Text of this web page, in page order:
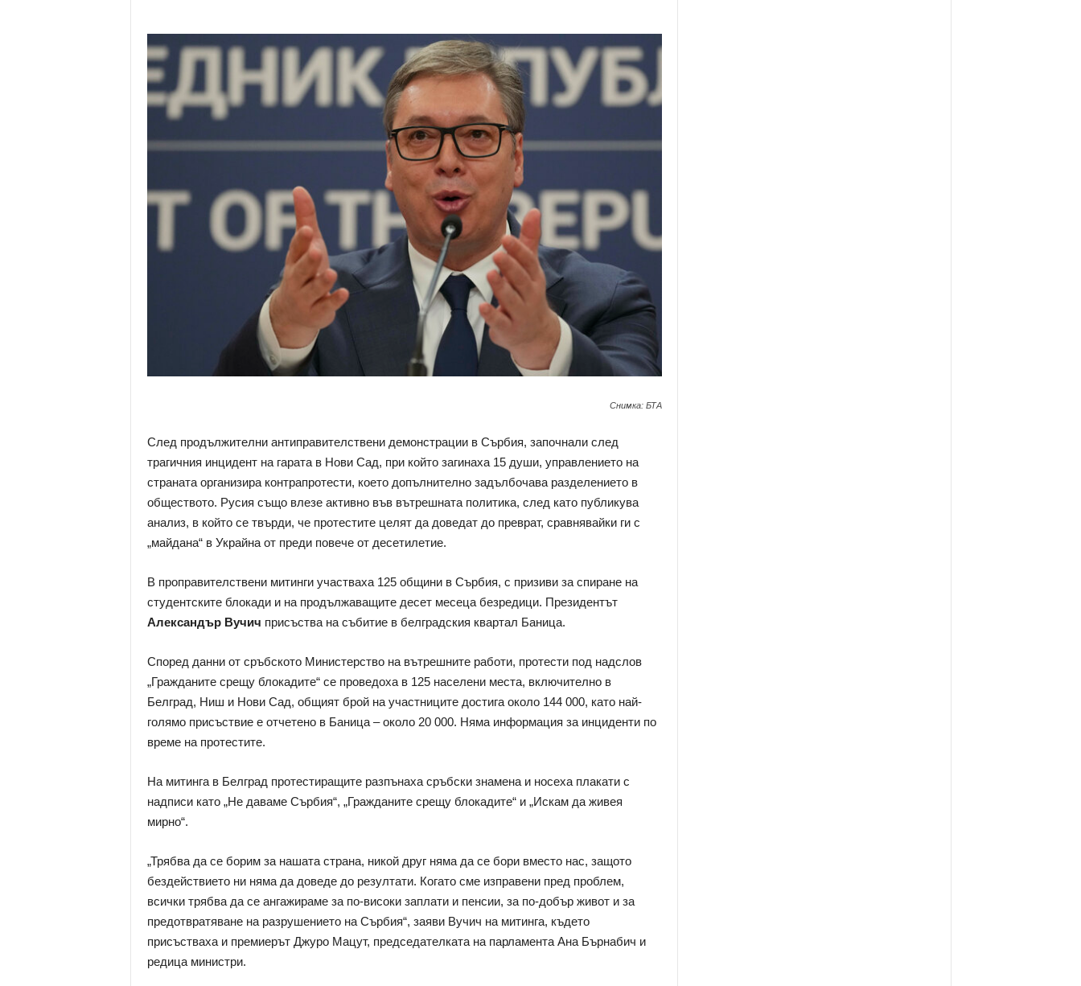
Снимка: БТА
След продължителни антиправителствени демонстрации в Сърбия, започнали след
трагичния инцидент на гарата в Нови Сад, при който загинаха 15 души, управлението на
страната организира контрапротести, което допълнително задълбочава разделението в
обществото. Русия също влезе активно във вътрешната политика, след като публикува
анализ, в който се твърди, че протестите целят да доведат до преврат, сравнявайки ги с
„майдана“ в Украйна от преди повече от десетилетие.
В проправителствени митинги участваха 125 общини в Сърбия, с призиви за спиране на
студентските блокади и на продължаващите десет месеца безредици. Президентът
Александър Вучич присъства на събитие в белградския квартал Баница.
Според данни от сръбското Министерство на вътрешните работи, протести под надслов
„Гражданите срещу блокадите“ се проведоха в 125 населени места, включително в
Белград, Ниш и Нови Сад, общият брой на участниците достига около 144 000, като най-
голямо присъствие е отчетено в Баница – около 20 000. Няма информация за инциденти по
време на протестите.
На митинга в Белград протестиращите разпънаха сръбски знамена и носеха плакати с
надписи като „Не даваме Сърбия“, „Гражданите срещу блокадите“ и „Искам да живея
мирно“.
„Трябва да се борим за нашата страна, никой друг няма да се бори вместо нас, защото
бездействието ни няма да доведе до резултати. Когато сме изправени пред проблем,
всички трябва да се ангажираме за по-високи заплати и пенсии, за по-добър живот и за
предотвратяване на разрушението на Сърбия“, заяви Вучич на митинга, където
присъстваха и премиерът Джуро Мацут, председателката на парламента Ана Бърнабич и
редица министри.